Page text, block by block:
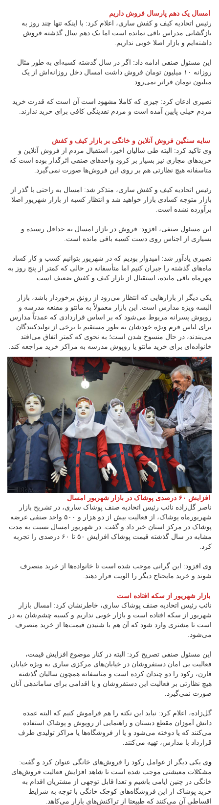
امسال یک دهم پارسال فروش داریم
رئیس اتحادیه کیف و کفش ساری، اعلام کرد: با اینکه تنها چند روز به
بازگشایی مدراس باقی نمانده است اما یک دهم سال گذشته فروش
داشته‌ایم و بازار اصلا خوبی نداریم.
این مسئول صنفی ادامه داد: اگر در سال گذشته کسبه‌ای به طور مثال
روزانه ۱۰ میلیون تومان فروش داشت امسال دخل روزانه‌اش از یک
میلیون تومان فراتر نمی‌رود.
نصیری اذعان کرد: چیزی که کاملا مشهود است آن است که قدرت خرید
مردم خیلی پایین آمده است و مردم نقدینگی کافی برای خرید ندارند.
سایه سنگین فروش آنلاین و خانگی بر بازار کیف و کفش
وی تاکید کرد: البته طی سالیان اخیر، استقبال مردم از فروش آنلاین و
خریدهای مجازی نیز بسیار بر کرود واحدهای صنفی اثرگذار بوده است که
متاسفانه هیچ نظارتی هم بر روی این فروش‌ها صورت نمی‌گیرد.
رئیس اتحادیه کیف و کفش ساری، متذکر شد: امسال به راحتی با گذر از
بازار متوجه کسادی بازار خواهید شد و انتظار کسبه از بازار شهریور اصلا
برآورده نشده است.
این مسئول صنفی، افزود: فروش در بازار امسال به حداقل رسیده و
بسیاری از اجناس روی دست کسبه باقی مانده است.
نصیری یادآور شد: امیدوار بودیم که در شهریور بتوانیم کسب و کار کساد
ماه‌های گذشته را جبران کنیم اما متأسفانه در حالی که کمتر از پنج روز به
مهرماه باقی مانده، استقبال از بازار کیف و کفش ضعیف است.
یکی دیگر از بازارهایی که انتظار می‌رود از رونق برخوردار باشد، بازار
البسه ویژه مدارس است. این بازار معمولاً به مانتو و مقنعه مدرسه و
روپوش پسرانه مربوط می‌شود که بر اساس قراردادی که عمدتاً مدارس
برای لباس فرم ویژه خودشان به طور مستقیم با برخی از تولیدکنندگان
می‌بندند، در حال منسوخ شدن است؛ به نحوی که کمتر اتفاق می‌افتد
خانواده‌ای برای خرید مانتو یا روپوش مدرسه به مراکز خرید مراجعه کند.
افزایش ۶۰ درصدی پوشاک در بازار شهریور امسال
ناصر گل‌زاده نائب رئیس اتحادیه صنف پوشاک ساری، در تشریح بازار
شهریورماه پوشاک، از فعالیت بیش از دو هزار و ۵۰۰ واحد صنفی عرضه
پوشاک در مرکز استان خبر داد و گفت: در شهریور امسال نسبت به مدت
مشابه در سال گذشته قیمت پوشاک افزایش ۵۰ تا ۶۰ درصدی را تجربه
کرد.
وی افزود: این گرانی موجب شده است تا خانواده‌ها از خرید منصرف
شوند و خرید مایحتاج دیگر را الویت قرار دهند.
بازار شهریور از سکه افتاده است
نائب رئیس اتحادیه صنف پوشاک ساری، خاطرنشان کرد: امسال بازار
شهریور از سکه افتاده است و بازار خوبی نداریم و کسبه چشم‌شان به در
است تا مشتری وارد شود که آن هم با شنیدن قیمت‌ها از خرید منصرف
می‌شود.
این مسئول صنفی تصریح کرد: البته در کنار موضوع افزایش قیمت،
فعالیت بی امان دستفروشان در خیابان‌های مرکزی ساری به ویژه خیابان
قارن، رکود را دو چندان کرده است و متاسفانه همچون سالیان گذشته
هیچ نظارتی بر فعالیت این دستفروشان و یا اقدامی برای ساماندهی آنان
صورت نمی‌گیرد.
گل‌زاده، اعلام کرد: نباید این نکته را هم فراموش کنیم که البته عمده
دانش آموزان مقطع دبستان و راهنمایی از روپوش‌ و پوشاک استفاده
می‌کنند که یا دوخته می‌شود و یا از فروشگاه‌ها یا مراکز تولیدی طرف
قرارداد با مدارس، تهیه می‌کنند.
وی یکی دیگر از عوامل رکود را فروش‌های خانگی عنوان کرد و گفت:
مشکلات معیشتی موجب شده است تا شاهد افزایش فعالیت فروش‌های
خانگی در چنین ایامی باشیم و تعدا قابل توجهی از مشتریان اقدام به
خرید پوشاک از این فروشگاه‌های کوچک خانگی با توجه به شرایط
اقساطی آن می‌کنند که طبیعتا از تراکنش‌های بازار می‌کاهد.